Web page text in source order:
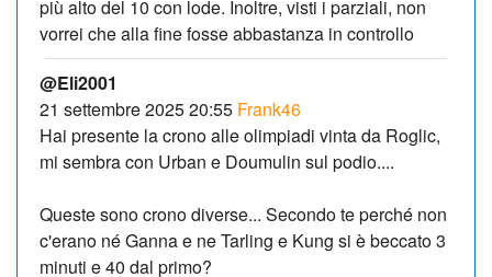
più alto del 10 con lode. Inoltre, visti i parziali, non
vorrei che alla fine fosse abbastanza in controllo
@Eli2001
21 settembre 2025 20:55 Frank46
Hai presente la crono alle olimpiadi vinta da Roglic,
mi sembra con Urban e Doumulin sul podio....
Queste sono crono diverse... Secondo te perché non
c'erano né Ganna e ne Tarling e Kung si è beccato 3
minuti e 40 dal primo?